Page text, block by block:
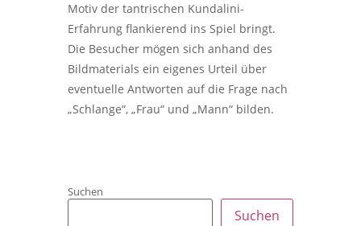
Motiv der tantrischen Kundalini-
Erfahrung flankierend ins Spiel bringt.
Die Besucher mögen sich anhand des
Bildmaterials ein eigenes Urteil über
eventuelle Antworten auf die Frage nach
„Schlange“, „Frau“ und „Mann“ bilden.
Suchen
Suchen